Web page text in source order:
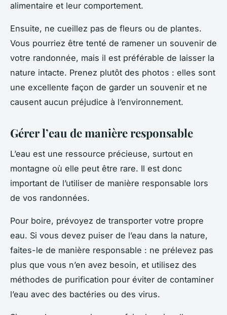
alimentaire et leur comportement.
Ensuite, ne cueillez pas de fleurs ou de plantes.
Vous pourriez être tenté de ramener un souvenir de
votre randonnée, mais il est préférable de laisser la
nature intacte. Prenez plutôt des photos : elles sont
une excellente façon de garder un souvenir et ne
causent aucun préjudice à l’environnement.
Gérer l’eau de manière responsable
L’eau est une ressource précieuse, surtout en
montagne où elle peut être rare. Il est donc
important de l’utiliser de manière responsable lors
de vos randonnées.
Pour boire, prévoyez de transporter votre propre
eau. Si vous devez puiser de l’eau dans la nature,
faites-le de manière responsable : ne prélevez pas
plus que vous n’en avez besoin, et utilisez des
méthodes de purification pour éviter de contaminer
l’eau avec des bactéries ou des virus.